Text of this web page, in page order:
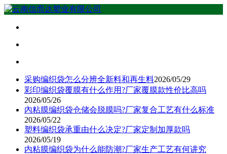
采购编织袋怎么分辨全新料和再生料2026/05/29
彩印编织袋覆膜有什么作用?厂家覆膜款性价比高吗
2026/05/26
內粘膜编织袋仓储会脱膜吗?厂家复合工艺有什么标准
2026/05/22
塑料编织袋承重由什么决定?厂家定制加厚款吗
2026/05/19
内粘膜编织袋为什么能防潮?厂家生产工艺有何讲究